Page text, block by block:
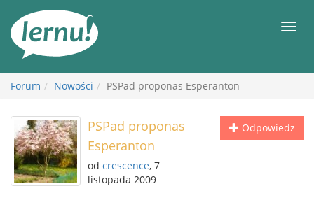
Forum Nowości PSPad proponas Esperanton
Odpowiedz
PSPad proponas
Esperanton
od crescence, 7
listopada 2009